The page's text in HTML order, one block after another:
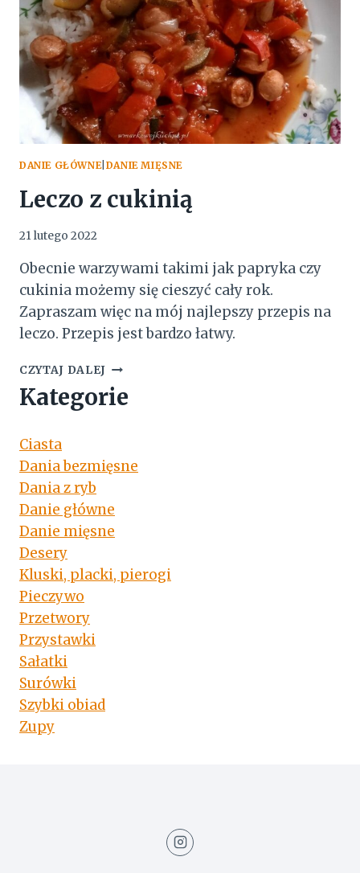
DANIE GŁÓWNE| DANIE MIĘSNE
Leczo z cukinią
21 lutego 2022
Obecnie warzywami takimi jak papryka czy
cukinia możemy się cieszyć cały rok.
Zapraszam więc na mój najlepszy przepis na
leczo. Przepis jest bardzo łatwy.
CZYTAJ DALEJ LECZO
CUKINIĄ
Kategorie
Ciasta
Dania bezmięsne
Dania z ryb
Danie główne
Danie mięsne
Desery
Kluski, placki, pierogi
Pieczywo
Przetwory
Przystawki
Sałatki
Surówki
Szybki obiad
Zupy